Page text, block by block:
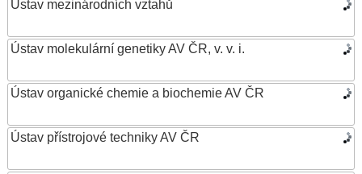
Ústav mezinárodních vztahů
Ústav molekulární genetiky AV ČR, v. v. i.
Ústav organické chemie a biochemie AV ČR
Ústav přístrojové techniky AV ČR